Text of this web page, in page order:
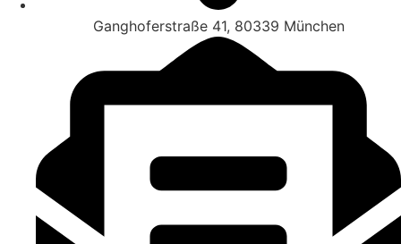
Ganghoferstraße 41, 80339 München